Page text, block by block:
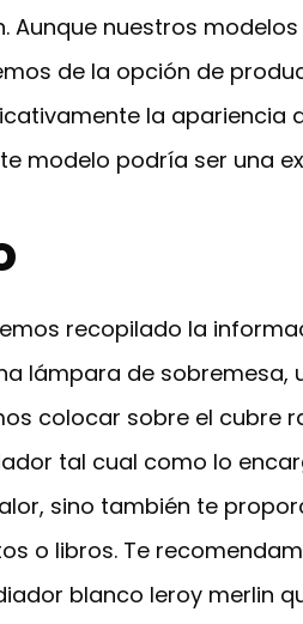
nuestros
de la opción de
la apariencia
modelo podría ser una
recopilado la
lámpara de sobremesa,
colocar sobre el cubre
tal cual como lo
sino también te
o libros. Te
blanco leroy merlin